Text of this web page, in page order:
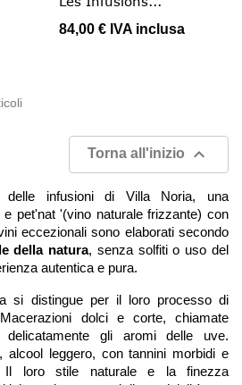
84,00 € IVA inclusa
Torna all'inizio 
delle infusioni di Villa Noria, una
pet'nat '(vino naturale frizzante) con
eccezionali sono elaborati secondo
della natura, senza solfiti o uso del
autentica e pura.
si distingue per il loro processo di
dolci e corte, chiamate
delicatamente gli aromi delle uve.
alcool leggero, con tannini morbidi e
Il loro stile naturale e la finezza